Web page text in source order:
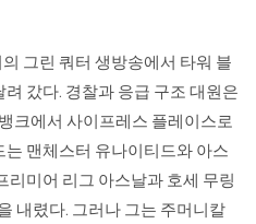
그린 쿼터 생방송에서 타워 블
갔다. 경찰과 응급 구조 대원은
크에서 사이프레스 플레이스로
맨체스터 유나이티드와 아스
리미어 리그 아스날과 호세 무링
내렸다. 그러나 그는 주머니칼